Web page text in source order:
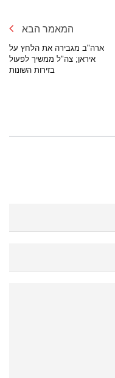
המאמר הבא
ארה"ב מגבירה את הלחץ על
איראן; צה"ל ממשיך לפעול
בזירות השונות